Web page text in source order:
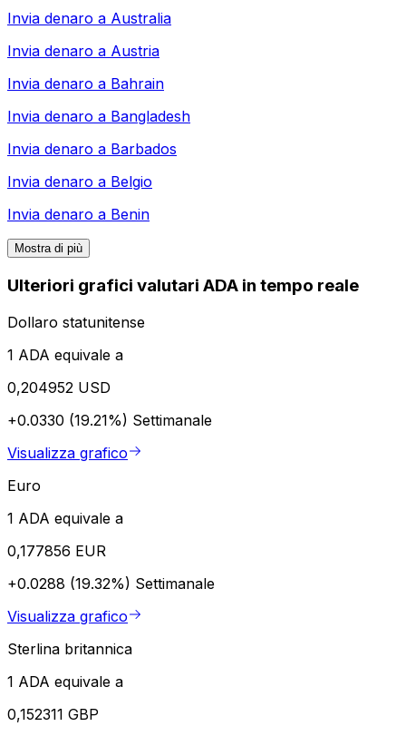
Invia denaro a Australia
Invia denaro a Austria
Invia denaro a Bahrain
Invia denaro a Bangladesh
Invia denaro a Barbados
Invia denaro a Belgio
Invia denaro a Benin
Mostra di più
Ulteriori grafici valutari ADA in tempo reale
Dollaro statunitense
1 ADA equivale a
0,204952 USD
+0.0330 (19.21%) Settimanale
Visualizza grafico
Euro
1 ADA equivale a
0,177856 EUR
+0.0288 (19.32%) Settimanale
Visualizza grafico
Sterlina britannica
1 ADA equivale a
0,152311 GBP